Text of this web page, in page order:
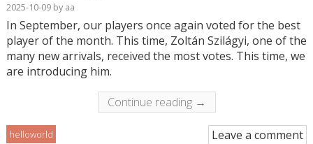
2025-10-09byaa
In September, our players once again voted for the best
player of the month. This time, Zoltán Szilágyi, one of the
many new arrivals, received the most votes. This time, we
are introducing him.
Continue reading →
helloworld Leave a comment